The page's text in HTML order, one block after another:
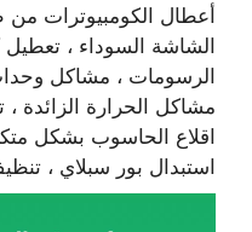
أعطال الكومبيوترات
الشاشة السوداء ،
الرسومات ، مشاكل
مشاكل الحرارة الزائدة
اقلاع الحاسوب بشكل
استبدال بور سبلاي ،